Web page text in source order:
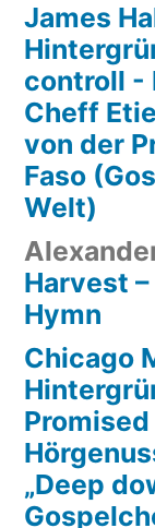
James
controll -
Cheff
von der
Faso
Welt)
Harvest
Hymn
Chicago
„Deep